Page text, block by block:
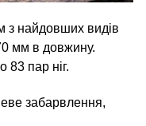
з найдовших видів
мм в довжину.
83 пар ніг.
забарвлення,